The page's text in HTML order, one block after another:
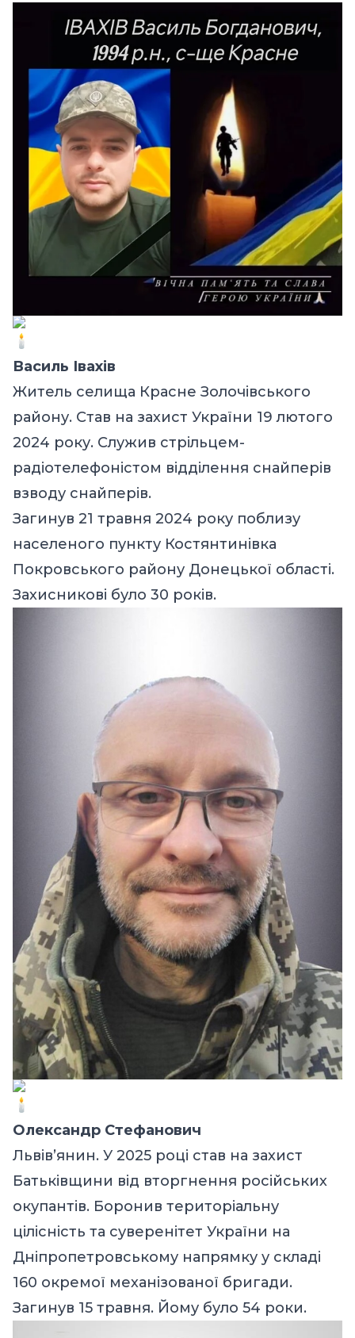
Василь Івахів
Житель селища Красне Золочівського
району. Став на захист України 19 лютого
2024 року. Служив стрільцем-
радіотелефоністом відділення снайперів
взводу снайперів.
Загинув 21 травня 2024 року поблизу
населеного пункту Костянтинівка
Покровського району Донецької області.
Захисникові було 30 років.
Олександр Стефанович
Львів’янин. У 2025 році став на захист
Батьківщини від вторгнення російських
окупантів. Боронив територіальну
цілісність та суверенітет України на
Дніпропетровському напрямку у складі
160 окремої механізованої бригади.
Загинув 15 травня. Йому було 54 роки.